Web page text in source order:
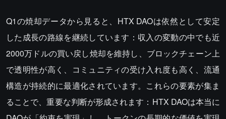
Q1の焼却データから見ると、HTX DAOは依然として安定
した成長の路線を継続しています：収入の変動の中でも近
2000万ドルの買い戻し焼却を維持し、ブロックチェーン上
で透明性が高く、コミュニティの受け入れ度も高く、流通
構造が持続的に最適化されています。これらの要素が集ま
ることで、重要な判断が形成されます：HTX DAOは本当に